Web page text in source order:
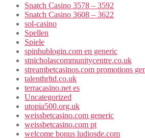
Snatch Casino 3578 – 3592
Snatch Casino 3608 – 3622
sol-casino
Spellen
Spiele
spinhublogin.com en generic
stnicholascommunitycentre.co.uk
streambetcasinos.com promotions
talenthrltd.co.uk
terracasino.net es
Uncategorized
utopia500.org.uk
weissbetcasino.com generic
weissbetcasino.com pt
welcome bonus ludiosde.com